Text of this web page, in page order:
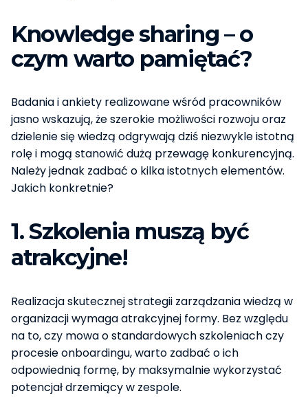
Knowledge sharing – o
czym warto pamiętać?
Badania i ankiety realizowane wśród pracowników
jasno wskazują, że szerokie możliwości rozwoju oraz
dzielenie się wiedzą odgrywają dziś niezwykle istotną
rolę i mogą stanowić dużą przewagę konkurencyjną.
Należy jednak zadbać o kilka istotnych elementów.
Jakich konkretnie?
1. Szkolenia muszą być
atrakcyjne!
Realizacja skutecznej strategii zarządzania wiedzą w
organizacji wymaga atrakcyjnej formy. Bez względu
na to, czy mowa o standardowych szkoleniach czy
procesie onboardingu, warto zadbać o ich
odpowiednią formę, by maksymalnie wykorzystać
potencjał drzemiący w zespole.